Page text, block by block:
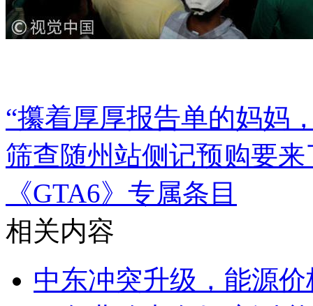
“攥着厚厚报告单的妈妈
筛查随州站侧记预购要
《GTA6》专属条目
相关内容
中东冲突升级，能源